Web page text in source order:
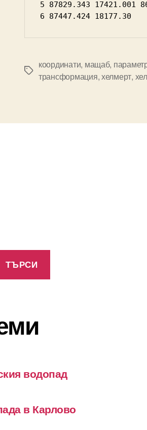
5 87829.343 17421.001
6 87447.424 18177.30
Tags
координати, мащаб,
трансформация,хелмерт,
ТЪРСИ
водопад
в Карлово